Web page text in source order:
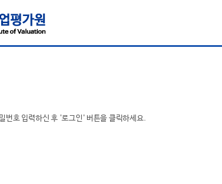
번호 입력하신 후 '로그인' 버튼을 클릭하세요.